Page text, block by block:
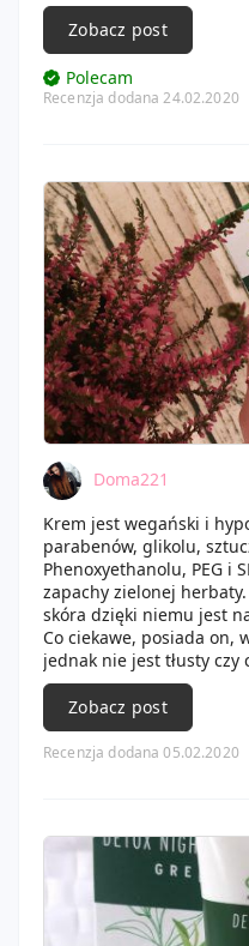
Beglossy.
❄️ Naturalny krem Detox
Cosnature.
Miałam wersję na dzień i
❄️ Żel pod prysznic
Marseillais.
Kolejny super zapach,
przesuszają skórę...
❄️ Intensywny zabieg w
przebarwienia, Tołpa.
Ten produkt najbardziej
❄️ Colorista Hair
Przepraszam ale takie
się w takich boxach.
mnie...
❄️ Maseczka z
skóry, Luvos heilerde.
❄️ Krem do ciała All Over
Otrzymaliśmy
który wylądował w mojej
Co myślicie o
zachwyciła ale wiadomo
dogodzić.
Póki co czekam na
pakiet... I tak się
Zobacz post
Polecam
Recenzja dodana 24.02.2020
Doma221
Krem jest wegański i
parabenów, glikolu,
Phenoxyethanolu, PEG i
zapachy zielonej
skóra dzięki niemu jest
Co ciekawe, posiada on,
jednak nie jest tłusty czy
Dobranoc wszystkim.
Zobacz post
Recenzja dodana 05.02.2020